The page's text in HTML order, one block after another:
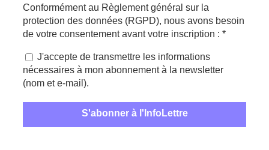
Conformément au Règlement général sur la
protection des données (RGPD), nous avons besoin
de votre consentement avant votre inscription : *
J'accepte de transmettre les informations
nécessaires à mon abonnement à la newsletter
(nom et e-mail).